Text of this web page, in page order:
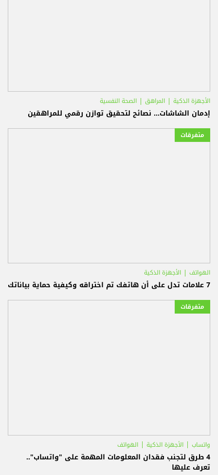
الأجهزة الذكية المراهق الصحة النفسية
إدمان الشاشات... نصائح لتحقيق توازن رقمي للمراهقين
متفرقات
الهواتف الأجهزة الذكية
7 علامات تدل على أن هاتفك تم اختراقه وكيفية حماية بياناتك
متفرقات
واتساب الأجهزة الذكية الهواتف
4 طرق لتجنب فقدان المعلومات المهمة على "واتساب"..
تعرف عليها